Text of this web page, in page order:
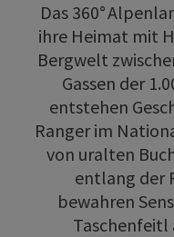
Das 360°
ihre Heimat mit
Bergwelt
Gassen der
entstehen
Ranger im
von uralten
entlang der
bewahren